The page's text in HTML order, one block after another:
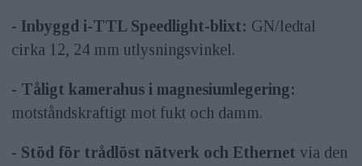
- Inbyggd i-TTL Speedlight-blixt: GN/ledtal
cirka 12, 24 mm utlysningsvinkel.
- Tåligt kamerahus i magnesiumlegering:
motståndskraftigt mot fukt och damm.
- Stöd för trådlöst nätverk och Ethernet via den